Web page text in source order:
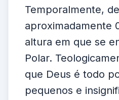
Temporalmente,
aproximadamente
altura em que se
Polar.
que Deus é todo
pequenos e